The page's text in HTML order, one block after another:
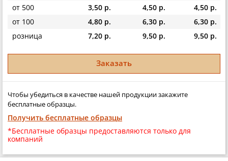
от 500
3,50 р. 4,50 р.
4,50 р.
от 100
4,80 р. 6,30 р.
6,30 р.
розница
7,20 р. 9,50 р. 9,50 р.
Заказать
Чтобы убедиться в качестве нашей продукции закажите
бесплатные образцы.
Получить бесплатные образцы
*Бесплатные образцы предоставляются только для
компаний